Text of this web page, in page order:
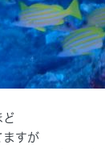
ますが